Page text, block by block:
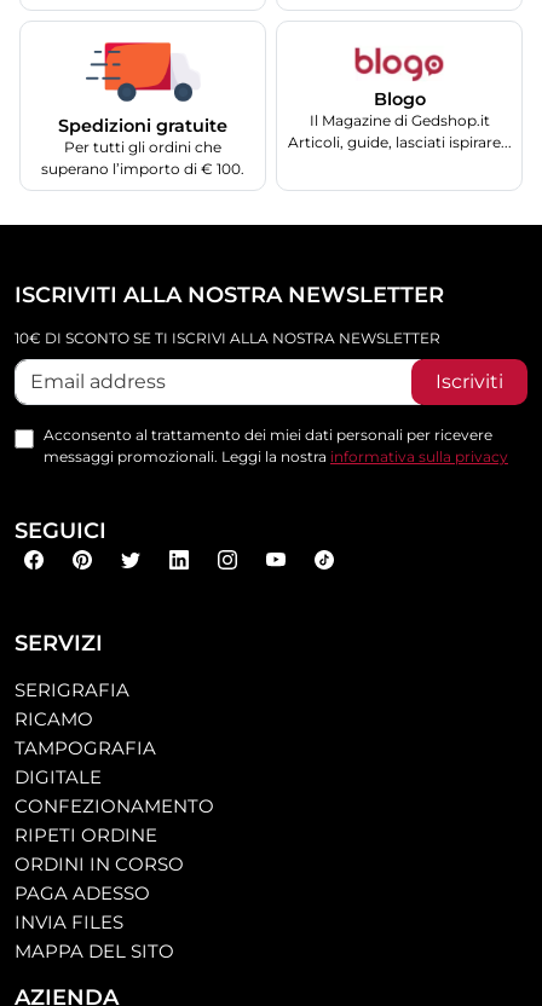
Spedizioni gratuite
Per tutti gli ordini che
superano l’importo di € 100.
Blogo
Il Magazine di Gedshop.it
Articoli, guide, lasciati ispirare...
SERVIZI
SERIGRAFIA
RICAMO
TAMPOGRAFIA
DIGITALE
CONFEZIONAMENTO
RIPETI ORDINE
ORDINI IN CORSO
PAGA ADESSO
INVIA FILES
MAPPA DEL SITO
AZIENDA
ISCRIVITI ALLA NOSTRA NEWSLETTER
10€ DI SCONTO SE TI ISCRIVI ALLA NOSTRA NEWSLETTER
Iscriviti
Acconsento al trattamento dei miei dati personali per ricevere
messaggi promozionali. Leggi la nostra informativa sulla privacy
SEGUICI